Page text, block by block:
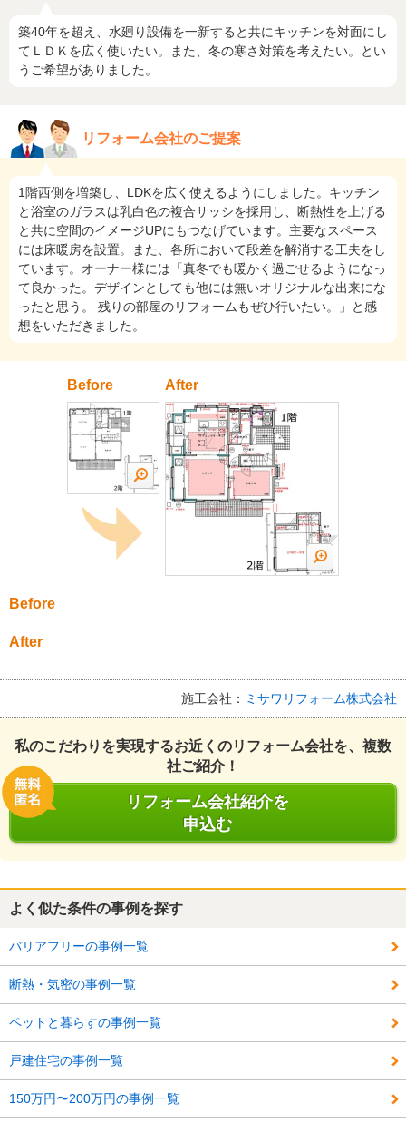
築40年を超え、水廻り設備を一新すると共にキッチンを対面にし
てＬＤＫを広く使いたい。また、冬の寒さ対策を考えたい。とい
うご希望がありました。
リフォーム会社のご提案
1階西側を増築し、LDKを広く使えるようにしました。キッチン
と浴室のガラスは乳白色の複合サッシを採用し、断熱性を上げる
と共に空間のイメージUPにもつなげています。主要なスペース
には床暖房を設置。また、各所において段差を解消する工夫をし
ています。オーナー様には「真冬でも暖かく過ごせるようになっ
て良かった。デザインとしても他には無いオリジナルな出来にな
ったと思う。 残りの部屋のリフォームもぜひ行いたい。」と感
想をいただきました。
Before After
Before
After
施工会社： ミサワリフォーム株式会社
私のこだわりを実現するお近くのリフォーム会社を、複数
社ご紹介！
リフォーム会社紹介を
申込む
よく似た条件の事例を探す
バリアフリーの事例一覧
断熱・気密の事例一覧
ペットと暮らすの事例一覧
戸建住宅の事例一覧
150万円〜200万円の事例一覧